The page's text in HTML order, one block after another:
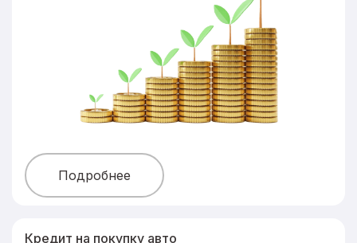
Подробнее
Кредит на покупку авто